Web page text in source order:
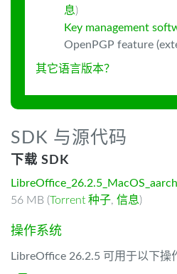
息)
Key management
OpenPGP feature
其它语言版本？
SDK 与源代码
下载 SDK
56 MB (Torrent 种子, 信息)
操作系统
LibreOffice 26.2.5 可用于以下操